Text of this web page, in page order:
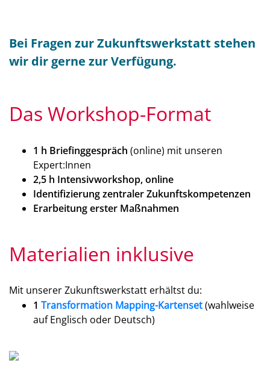
Bei Fragen zur Zukunftswerkstatt stehen
wir dir gerne zur Verfügung.
Das Workshop-Format
1 h Briefinggespräch (online) mit unseren
Expert:Innen
2,5 h Intensivworkshop, online
Identifizierung zentraler Zukunftskompetenzen
Erarbeitung erster Maßnahmen
Materialien inklusive
Mit unserer Zukunftswerkstatt erhältst du:
1 Transformation Mapping-Kartenset(wahlweise
auf Englisch oder Deutsch)